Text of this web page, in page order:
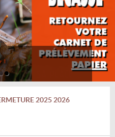
2025 2026